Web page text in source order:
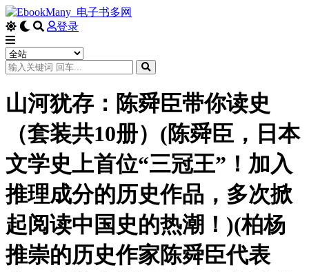
登录
山河犹存：陈舜臣带你读史
（套装共10册）(陈舜臣，日本
文学史上首位“三冠王”！加入
推理成分的历史作品，多次掀
起阅读中国史的热潮！)(柏杨
推崇的历史作家陈舜臣代表